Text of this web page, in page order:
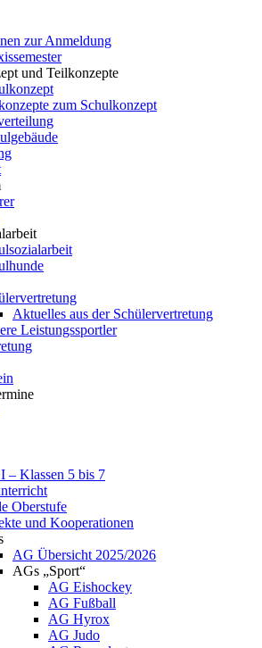
zur Anmeldung
und Teilkonzepte
zum Schulkonzept
Aktuelles aus der Schülervertretung
Leistungssportler
– Klassen 5 bis 7
Oberstufe
und Kooperationen
AG Übersicht 2025/2026
AGs „Sport“
AG Eishockey
AG Fußball
AG Hyrox
AG Judo